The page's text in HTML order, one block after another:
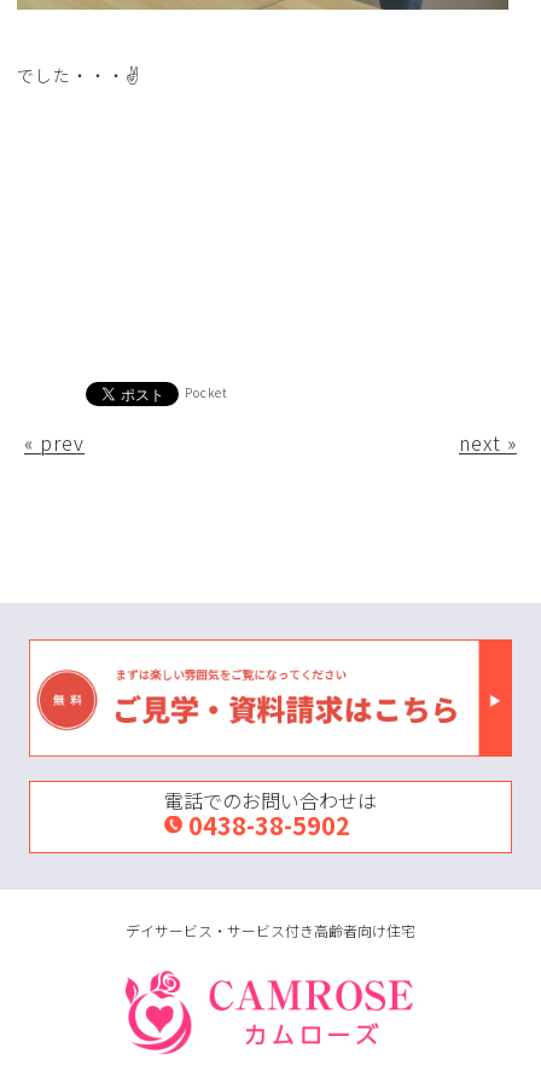
でした・・・✌
Pocket
« prev next »
電話でのお問い合わせは
0438-38-5902
デイサービス・サービス付き高齢者向け住宅